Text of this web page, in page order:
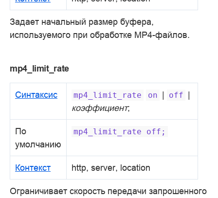
Задает начальный размер буфера,
используемого при обработке MP4-файлов.
mp4_limit_rate
Синтаксис mp4_limit_rate on | off |
коэффициент;
По
умолчанию
mp4_limit_rate off;
Контекст http, server, location
Ограничивает скорость передачи запрошенного